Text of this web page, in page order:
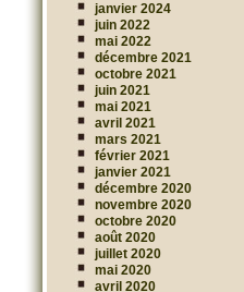
janvier 2024
juin 2022
mai 2022
décembre 2021
octobre 2021
juin 2021
mai 2021
avril 2021
mars 2021
février 2021
janvier 2021
décembre 2020
novembre 2020
octobre 2020
août 2020
juillet 2020
mai 2020
avril 2020